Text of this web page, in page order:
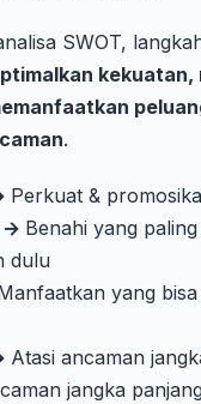
SWOT,
kekuatan,
.
Perkuat &
→ Benahi yang
dulu
yang
Atasi ancaman
jangka